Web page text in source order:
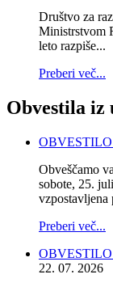
Društvo za
Ministrstvom
leto razpiše...
Preberi več...
Obvestila iz
Obveščamo
sobote, 25.
vzpostavljena
Preberi več...
22. 07. 2026